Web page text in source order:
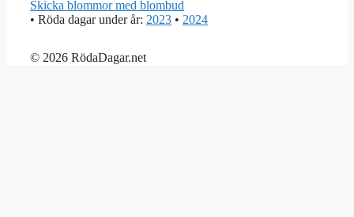
Skicka blommor med blombud
• Röda dagar under år: 2023 • 2024
© 2026 RödaDagar.net